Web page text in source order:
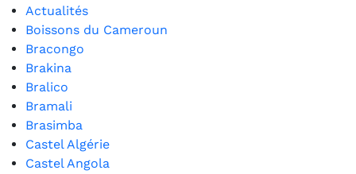
Actualités
Boissons du Cameroun
Bracongo
Brakina
Bralico
Bramali
Brasimba
Castel Algérie
Castel Angola